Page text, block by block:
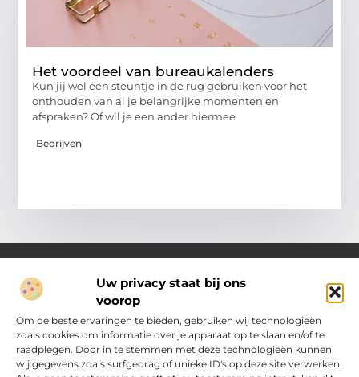
Uw privacy staat bij ons
voorop
Om de beste ervaringen te bieden, gebruiken wij technologieën
zoals cookies om informatie over je apparaat op te slaan en/of te
raadplegen. Door in te stemmen met deze technologieën kunnen
wij gegevens zoals surfgedrag of unieke ID's op deze site verwerken.
Het voordeel van bureaukalenders
Kun jij wel een steuntje in de rug gebruiken voor het
onthouden van al je belangrijke momenten en
afspraken? Of wil je een ander hiermee
Bedrijven
Over Pakhuisdelft.nl
Jouw bron voor dagelijkse inspiratie en praktische ideeën
Bij PakhuisDelft.nl vind je een gevarieerd aanbod aan artikelen
en blogs die je helpen om jouw dag nét wat leuker, slimmer en
eenvoudiger te maken.